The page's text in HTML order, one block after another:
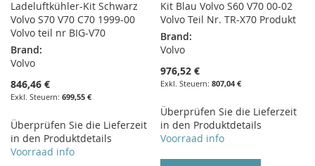
Ladeluftkühler-Kit Schwarz
Volvo S70 V70 C70 1999-00
Volvo teil nr BIG-V70
Brand:
Volvo
846,46 €
699,55 €
Überprüfen Sie die Lieferzeit
in den Produktdetails
Voorraad info
Kit Blau Volvo S60 V70 00-02
Volvo Teil Nr. TR-X70 Produkt
Brand:
Volvo
976,52 €
807,04 €
Überprüfen Sie die Lieferzeit
in den Produktdetails
Voorraad info